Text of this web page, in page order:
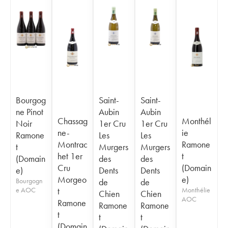
Bourgog
ne Pinot
Noir
Ramone
t
(Domain
e)
Bourgogn
e AOC
Chassag
ne-
Montrac
het 1er
Cru
Morgeo
t
Ramone
t
Saint-
Aubin
1er Cru
Les
Murgers
des
Dents
de
Chien
Ramone
t
Saint-
Aubin
1er Cru
Les
Murgers
des
Dents
de
Chien
Ramone
t
Monthél
ie
Ramone
t
(Domain
e)
Monthélie
AOC